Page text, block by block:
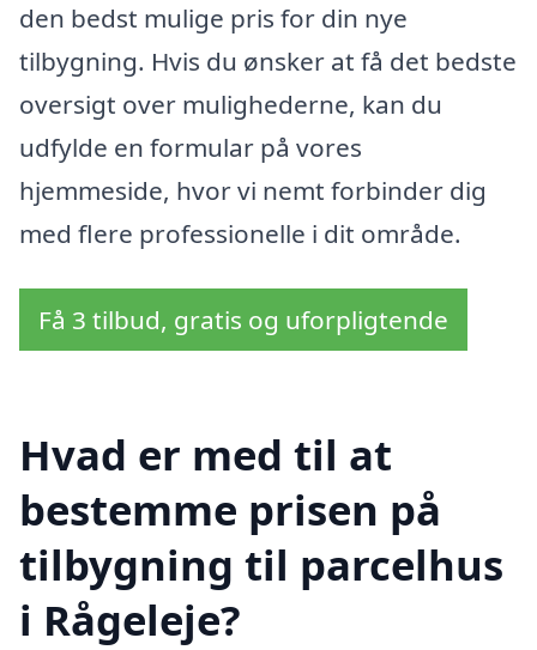
den bedst mulige pris for din nye
tilbygning. Hvis du ønsker at få det bedste
oversigt over mulighederne, kan du
udfylde en formular på vores
hjemmeside, hvor vi nemt forbinder dig
med flere professionelle i dit område.
Få 3 tilbud, gratis og uforpligtende
Hvad er med til at
bestemme prisen på
tilbygning til parcelhus
i Rågeleje?